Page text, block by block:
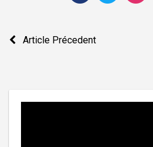
Navigation
Article Précedent